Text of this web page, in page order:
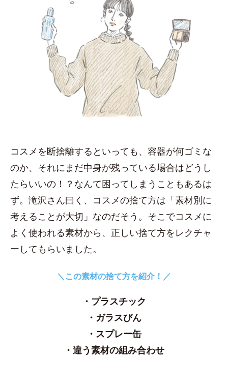
コスメを断捨離するといっても、容器が何ゴミな
のか、それにまだ中身が残っている場合はどうし
たらいいの！？なんて困ってしまうこともあるは
ず。滝沢さん曰く、コスメの捨て方は「素材別に
考えることが大切」なのだそう。そこでコスメに
よく使われる素材から、正しい捨て方をレクチャ
ーしてもらいました。
＼この素材の捨て方を紹介！／
・プラスチック
・ガラスびん
・スプレー缶
・違う素材の組み合わせ